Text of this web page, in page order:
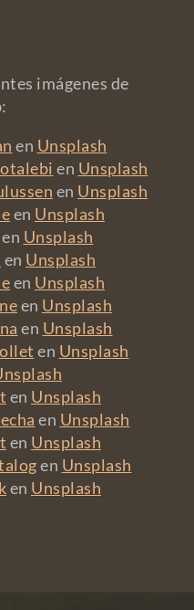
imágenes de
en Unsplash
en Unsplash
en Unsplash
en Unsplash
en Unsplash
en Unsplash
en Unsplash
en Unsplash
en Unsplash
en Unsplash
en Unsplash
en Unsplash
en Unsplash
en Unsplash
en Unsplash